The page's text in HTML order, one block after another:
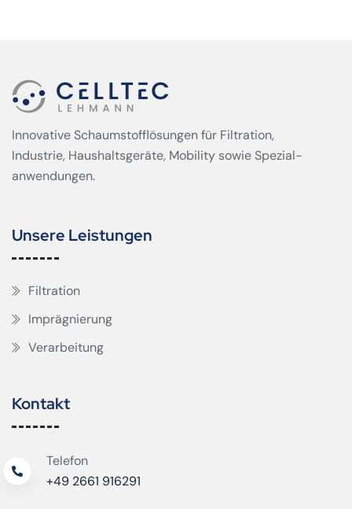
Innovative Schaumstofflösungen für Filtration,
Industrie, Haushaltsgeräte, Mobility sowie Spezial­
anwendungen.
Unsere Leistungen
Filtration
Imprägnierung
Verarbeitung
Kontakt
Telefon
+49 2661 916291